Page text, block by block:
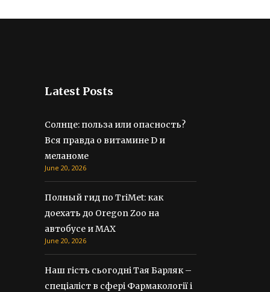
Latest Posts
Солнце: польза или опасность?
Вся правда о витамине D и
меланоме
June 20, 2026
Полный гид по TriMet: как
доехать до Oregon Zoo на
автобусе и MAX
June 20, 2026
Наш гість сьогодні Тая Барляк –
спеціаліст в сфері Фармакології і